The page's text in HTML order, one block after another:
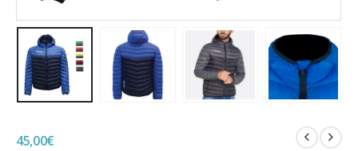
45,00€